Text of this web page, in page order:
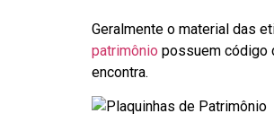
Geralmente o material das
patrimônio possuem código
encontra.